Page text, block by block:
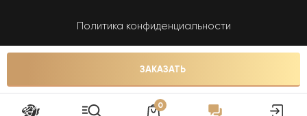
ЗАКАЗАТЬ
Политика конфиденциальности
Карта сайта
0